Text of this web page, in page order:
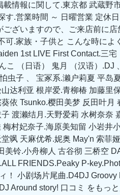
情報に関して.東京都 武蔵野
す.営業時間 ～ 日曜営業 定休
ざいますので、ご来店前に店
可.家族・子供と こんな時によ
1st LIVE First Contact.三宅
こ （日语） 鬼月 （汉语）.DJ
虫子 、 宝冢系.濑户莉夏 平岛
达利亚 根岸爱.青柳椿 加藤里
依 Tsunko.樱田美梦 反田叶月
渡濑结月.天野爱莉 水树奈奈
村妃奈子.海原美知留 小岩井
飒 天麻优希.妮奥 May'n 索菲
美铃.小舟柳人 古谷彻 三桥空
FRIENDS.Peaky P-
！ 小剧场片尾曲.D4DJ Groovy
Around story! 口コミ をもっ